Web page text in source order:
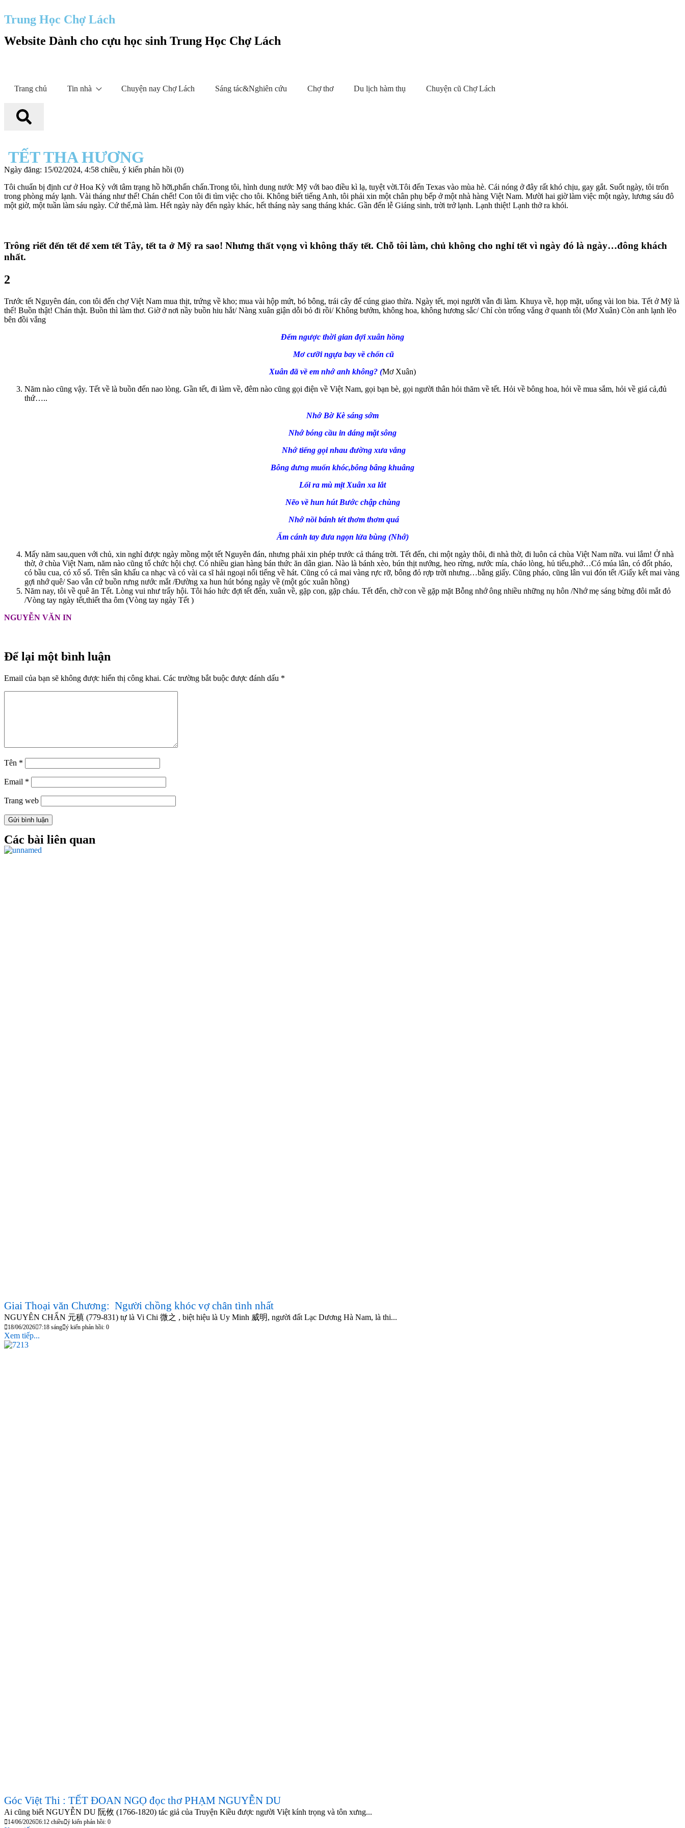
Trung Học Chợ Lách
Website Dành cho cựu học sinh Trung Học Chợ Lách
Trang chủ Tin nhà Chuyện nay Chợ Lách Sáng tác&Nghiên cứu Chợ thơ Du lịch hàm thụ Chuyện cũ Chợ Lách
TẾT THA HƯƠNG
Ngày đăng: 15/02/2024, 4:58 chiều, ý kiến phản hồi (0)
Tôi chuẩn bị định cư ở Hoa Kỳ với tâm trạng hồ hỡi,phấn chấn.Trong tôi, hình dung nước Mỹ với bao điều kì lạ, tuyệt vời.Tôi đến Texas vào mùa hè. Cái nóng ở đây rất khó chịu, gay gắt. Suốt ngày, tôi trốn
trong phòng máy lạnh. Vài tháng như thế! Chán chết! Con tôi đi tìm việc cho tôi. Không biết tiếng Anh, tôi phải xin một chân phụ bếp ở một nhà hàng Việt Nam. Mười hai giờ làm việc một ngày, lương sáu đô
một giờ, một tuần làm sáu ngày. Cứ thế,mà làm. Hết ngày này đến ngày khác, hết tháng này sang tháng khác. Gần đến lễ Giáng sinh, trời trở lạnh. Lạnh thiệt! Lạnh thở ra khói.
Trông riết đến tết để xem tết Tây, tết ta ở Mỹ ra sao! Nhưng thất vọng vì không thấy tết. Chỗ tôi làm, chủ không cho nghỉ tết vì ngày đó là ngày…đông khách
nhất.
2
Trước tết Nguyên đán, con tôi đến chợ Việt Nam mua thịt, trứng về kho; mua vài hộp mứt, bó bông, trái cây để cúng giao thừa. Ngày tết, mọi người vẫn đi làm. Khuya về, họp mặt, uống vài lon bia. Tết ở Mỹ là
thế! Buồn thật! Chán thật. Buồn thì làm thơ. Giờ ở nơi nầy buồn hiu hắt/ Nàng xuân giận dỗi bỏ đi rồi/ Không bướm, không hoa, không hương sắc/ Chỉ còn trống vắng ở quanh tôi (Mơ Xuân) Còn anh lạnh lẽo
bên đồi vắng
Đếm ngược thời gian đợi xuân hồng
Mơ cưỡi ngựa bay về chốn cũ
Xuân đã về em nhớ anh không? (Mơ Xuân)
Năm nào cũng vậy. Tết về là buồn đến nao lòng. Gần tết, đi làm về, đêm nào cũng gọi điện về Việt Nam, gọi bạn bè, gọi người thân hỏi thăm về tết. Hỏi về bông hoa, hỏi về mua sắm, hỏi về giá cả,đủ
thứ…..
Nhớ Bờ Kè sáng sớm
Nhớ bóng cầu in dáng mặt sông
Nhớ tiếng gọi nhau đường xưa vắng
Bỗng dưng muốn khóc,bỗng bâng khuâng
Lối ra mù mịt Xuân xa lắt
Nẽo về hun hút Bước chập chùng
Nhớ nồi bánh tét thơm thơm quá
Ấm cánh tay đưa ngọn lửa bùng (Nhớ)
Mấy năm sau,quen với chủ, xin nghỉ được ngày mồng một tết Nguyên đán, nhưng phải xin phép trước cả tháng trời. Tết đến, chi một ngày thôi, đi nhà thờ, đi luôn cả chùa Việt Nam nữa. vui lắm! Ở nhà
thờ, ở chùa Việt Nam, năm nào cũng tổ chức hội chợ. Có nhiều gian hàng bán thức ăn dân gian. Nào là bánh xèo, bún thịt nướng, heo rừng, nước mía, cháo lòng, hủ tiếu,phở…Có múa lân, có đốt pháo,
có bầu cua, có xổ số. Trên sân khấu ca nhạc và có vài ca sĩ hải ngoại nổi tiếng về hát. Cũng có cả mai vàng rực rỡ, bông đỏ rợp trời nhưng…bằng giấy. Cũng pháo, cũng lân vui đón tết /Giấy kết mai vàng
gợi nhớ quê/ Sao vẫn cứ buồn rưng nước mắt /Đường xa hun hút bóng ngày về (một góc xuân hồng)
Năm nay, tôi về quê ăn Tết. Lòng vui như trẩy hội. Tôi háo hức đợi tết đến, xuân về, gặp con, gặp cháu. Tết đến, chờ con về gặp mặt Bỗng nhớ ông nhiều những nụ hôn /Nhớ mẹ sáng bừng đôi mắt đỏ
/Vòng tay ngày tết,thiết tha ôm (Vòng tay ngày Tết )
NGUYỄN VĂN IN
Để lại một bình luận
Email của bạn sẽ không được hiển thị công khai. Các trường bắt buộc được đánh dấu *
Tên *
Email *
Trang web
Các bài liên quan
Giai Thoại văn Chương: Người chồng khóc vợ chân tình nhất
NGUYÊN CHẨN 元稹 (779-831) tự là Vi Chi 微之 , biệt hiệu là Uy Minh 威明, người đất Lạc Dương Hà Nam, là thi...
18/06/2026 7:18 sáng ý kiến phản hồi: 0
Xem tiếp...
Góc Việt Thi : TẾT ĐOAN NGỌ đọc thơ PHẠM NGUYỄN DU
Ai cũng biết NGUYỄN DU 阮攸 (1766-1820) tác giả của Truyện Kiều được người Việt kính trọng và tôn xưng...
14/06/2026 6:12 chiều ý kiến phản hồi: 0